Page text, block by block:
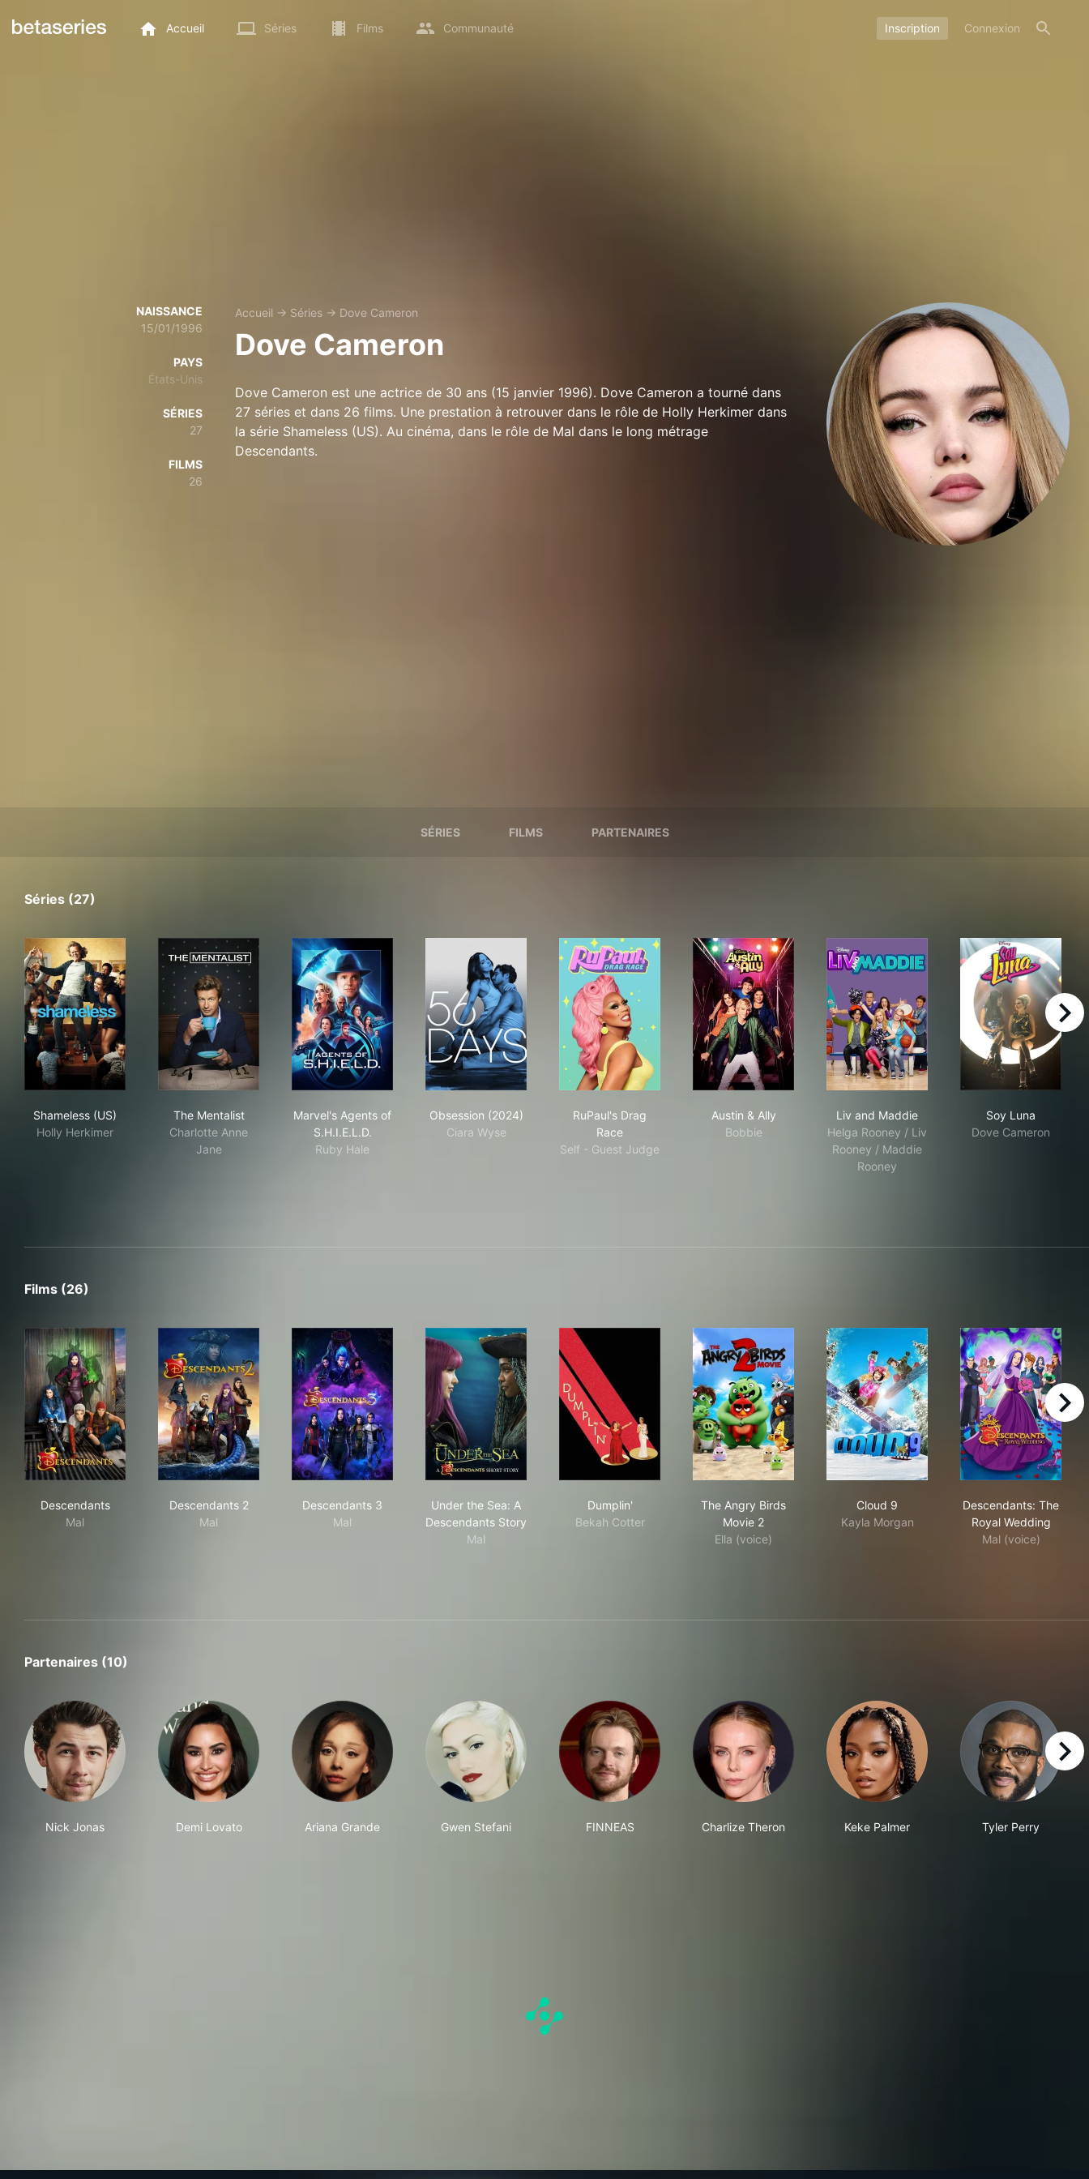
Accueil Séries Films Communauté Inscription Connexion
NAISSANCE
15/01/1996
PAYS
États-Unis
SÉRIES
27
FILMS
26
Accueil → Séries → Dove Cameron
Dove Cameron
Dove Cameron est une actrice de 30 ans (15 janvier 1996). Dove Cameron a tourné dans
27 séries et dans 26 films. Une prestation à retrouver dans le rôle de Holly Herkimer dans
la série Shameless (US). Au cinéma, dans le rôle de Mal dans le long métrage
Descendants.
SÉRIES FILMS PARTENAIRES
Séries (27)
Shameless (US)
Holly Herkimer
The Mentalist
Charlotte Anne
Jane
Marvel's Agents of
S.H.I.E.L.D.
Ruby Hale
Obsession (2024)
Ciara Wyse
RuPaul's Drag
Race
Self - Guest Judge
Austin & Ally
Bobbie
Liv and Maddie
Helga Rooney / Liv
Rooney / Maddie
Rooney
Soy Luna
Dove Cameron
right
Films (26)
Descendants
Mal
Descendants 2
Mal
Descendants 3
Mal
Under the Sea: A
Descendants Story
Mal
Dumplin'
Bekah Cotter
The Angry Birds
Movie 2
Ella (voice)
Cloud 9
Kayla Morgan
Descendants: The
Royal Wedding
Mal (voice)
right
Partenaires (10)
Nick Jonas Demi Lovato Ariana Grande Gwen Stefani FINNEAS Charlize Theron Keke Palmer Tyler Perry
right